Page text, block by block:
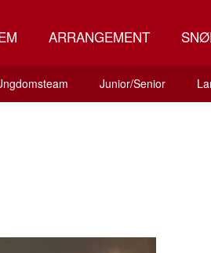
ARRANGEMENT
Junior/Senior